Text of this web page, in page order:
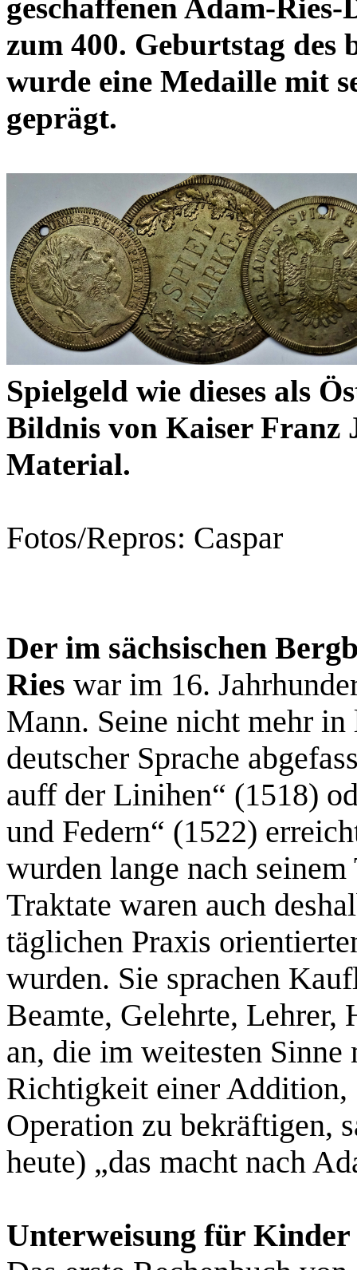
geschaffenen Adam-
zum 400. Geburtstag des
wurde eine Medaille mit
geprägt.
Spielgeld wie dieses als
Bildnis von Kaiser Franz
Material.
Fotos/Repros: Caspar
Der im sächsischen
Ries war im 16.
Mann. Seine nicht mehr
deutscher Sprache
auff der Linihen“ (1518)
und Federn“ (1522)
wurden lange nach
Traktate waren auch
täglichen Praxis
wurden. Sie sprachen
Beamte, Gelehrte, Lehrer,
an, die im weitesten
Richtigkeit einer Addition,
Operation zu bekräftigen,
heute) „das macht nach
Unterweisung für Kinder